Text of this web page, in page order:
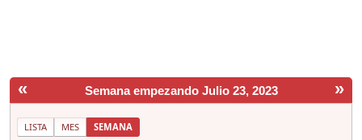
« »
Semana empezando Julio 23, 2023
LISTA MES SEMANA